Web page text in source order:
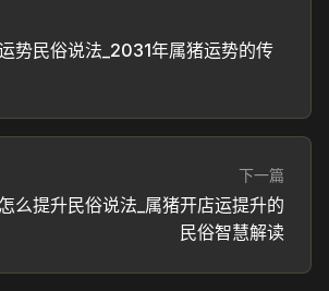
势民俗说法_2031年属猪运势的传
下一篇
么提升民俗说法_属猪开店运提升的
民俗智慧解读